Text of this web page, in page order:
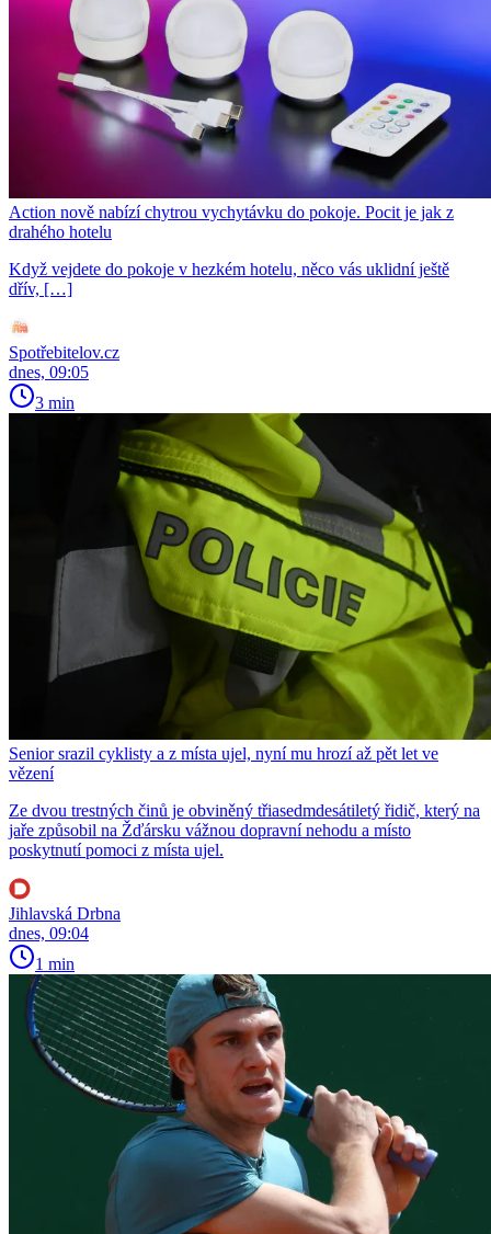
Action nově nabízí chytrou vychytávku do pokoje. Pocit je jak z
drahého hotelu
Když vejdete do pokoje v hezkém hotelu, něco vás uklidní ještě
dřív, […]
Spotřebitelov.cz
dnes, 09:05
3 min
Senior srazil cyklisty a z místa ujel, nyní mu hrozí až pět let ve
vězení
Ze dvou trestných činů je obviněný třiasedmdesátiletý řidič, který na
jaře způsobil na Žďársku vážnou dopravní nehodu a místo
poskytnutí pomoci z místa ujel.
Jihlavská Drbna
dnes, 09:04
1 min